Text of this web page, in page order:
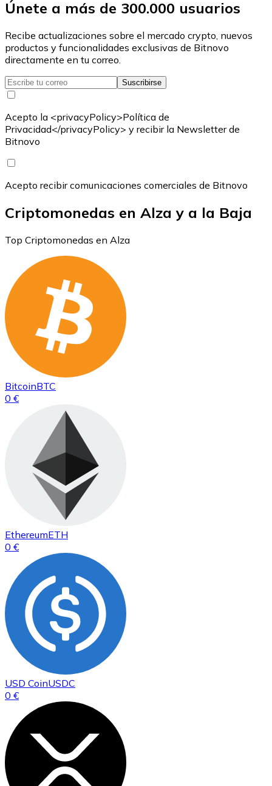
Únete a más de 300.000 usuarios
Recibe actualizaciones sobre el mercado crypto, nuevos
productos y funcionalidades exclusivas de Bitnovo
directamente en tu correo.
Suscribirse
Acepto la <privacyPolicy>Política de
Privacidad</privacyPolicy> y recibir la Newsletter de
Bitnovo
Acepto recibir comunicaciones comerciales de Bitnovo
Criptomonedas en Alza y a la Baja
Top Criptomonedas en Alza
BitcoinBTC
0 €
EthereumETH
0 €
USD CoinUSDC
0 €